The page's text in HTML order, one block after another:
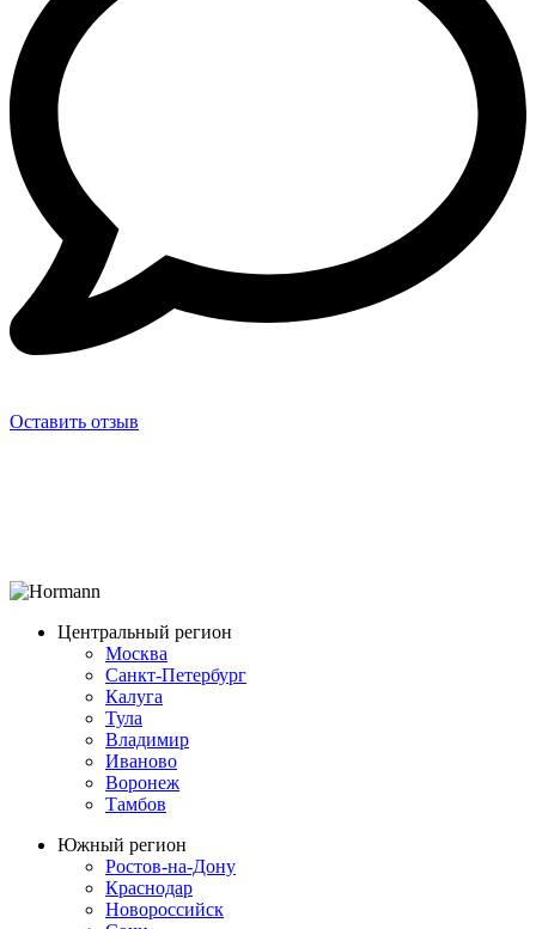
Оставить отзыв
Центральный регион
Москва
Санкт-Петербург
Калуга
Тула
Владимир
Иваново
Воронеж
Тамбов
Южный регион
Ростов-на-Дону
Краснодар
Новороссийск